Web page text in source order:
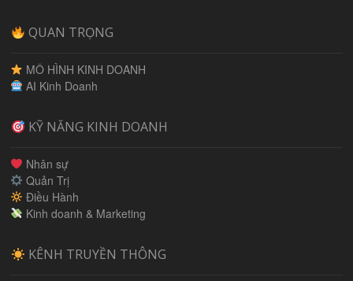
QUAN TRỌNG
MÔ HÌNH KINH DOANH
AI Kinh Doanh
KỸ NĂNG KINH DOANH
Nhân sự
Quản Trị
Điều Hành
Kinh doanh & Marketing
KÊNH TRUYỀN THÔNG